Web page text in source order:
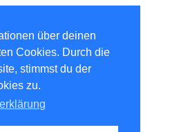
über deinen
Cookies. Durch die
stimmst du der
zu.